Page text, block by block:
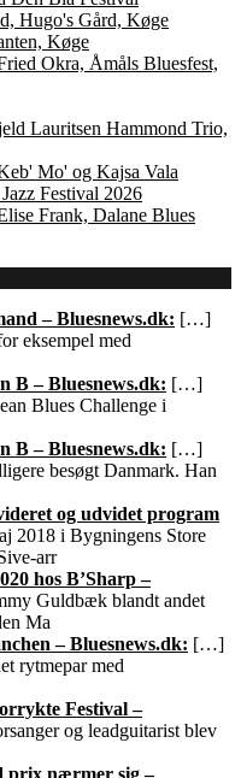
Hugo's Gård, Køge
Køge
Okra, Åmåls Bluesfest,
Lauritsen Hammond Trio,
Mo' og Kajsa Vala
Festival 2026
Frank, Dalane Blues
– Bluesnews.dk: […]
eksempel med
B – Bluesnews.dk: […]
Blues Challenge i
B – Bluesnews.dk: […]
besøgt Danmark. Han
og udvidet program
2018 i Bygningens Store
arr
hos B’Sharp –
Guldbæk blandt andet
Ma
– Bluesnews.dk: […]
rytmepar med
Festival –
og leadguitarist blev